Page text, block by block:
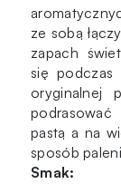
ze sobą
zapach
się podczas
oryginalnej
pastą a na
sposób
Smak: